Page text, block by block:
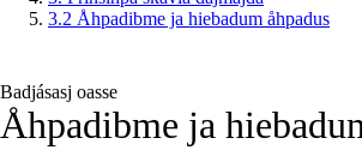
3.2 Åhpadibme ja hiebadum åhpadus
Badjásasj oasse
Åhpadibme ja